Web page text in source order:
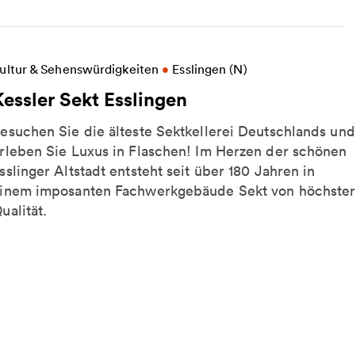
& Sehenswürdigkeiten • Esslingen (N)
Sekt Esslingen
Sie die älteste Sektkellerei Deutschlands und
Sie Luxus in Flaschen! Im Herzen der schönen
Altstadt entsteht seit über 180 Jahren in
imposanten Fachwerkgebäude Sekt von höchster
Informationen zu Kessler Sekt Esslingen